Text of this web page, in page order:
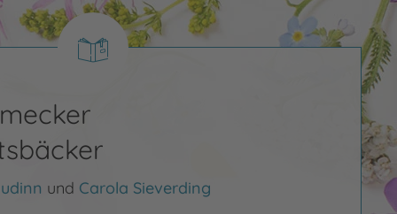
und Carola Sieverding